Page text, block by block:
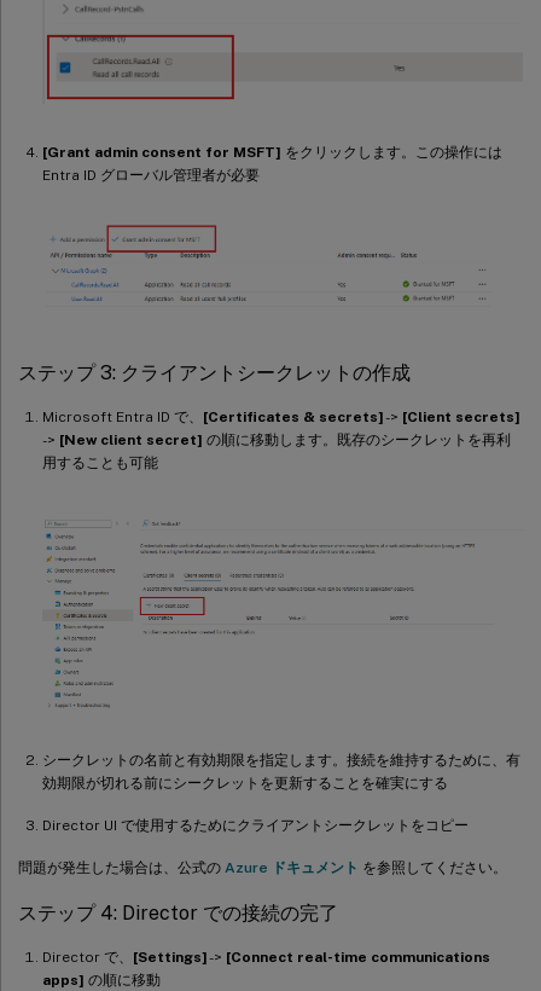
[Grant admin consent for MSFT] をクリックします。この操作には
Entra ID グローバル管理者が必要
ステップ 3: クライアントシークレットの作成
Microsoft Entra ID で、 [Certificates & secrets]-> [Client secrets]
-> [New client secret] の順に移動します。既存のシークレットを再利
用することも可能
シークレットの名前と有効期限を指定します。接続を維持するために、有
効期限が切れる前にシークレットを更新することを確実にする
Director UI で使用するためにクライアントシークレットをコピー
問題が発生した場合は、公式の Azure ドキュメント を参照してください。
ステップ 4: Director での接続の完了
Director で、 [Settings]-> [Connect real-time communications
apps] の順に移動